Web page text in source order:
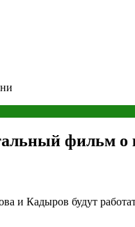
фильм о
и Кадыров будут